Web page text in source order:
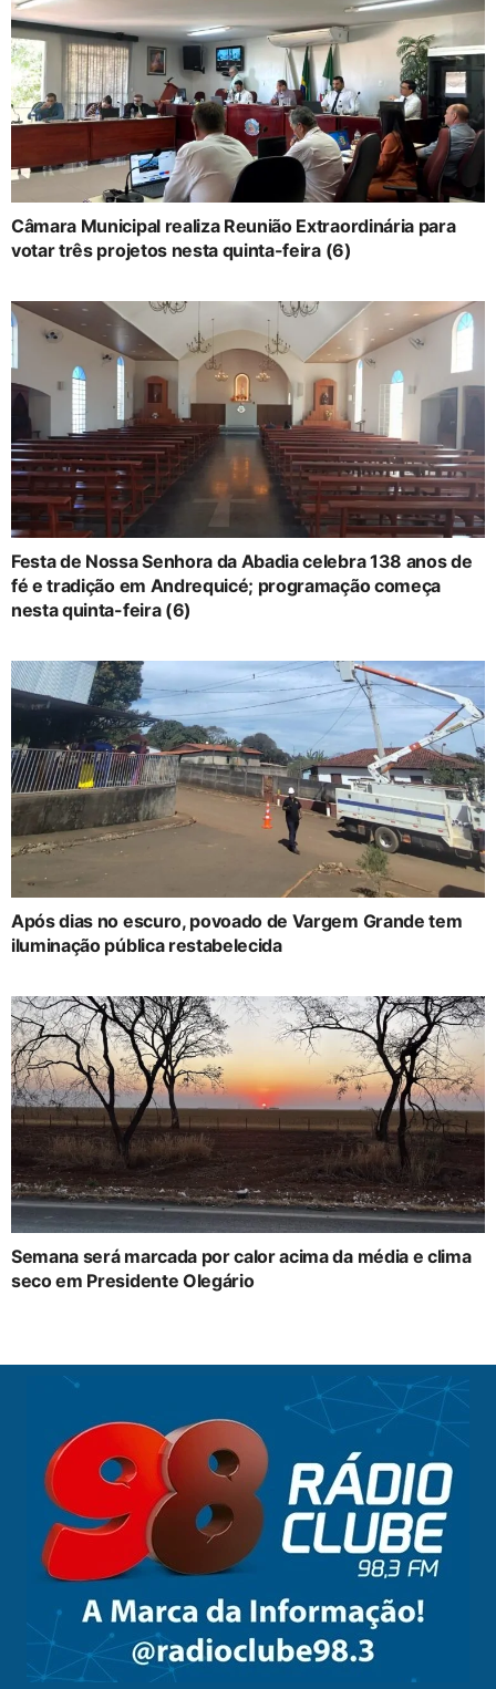
Câmara Municipal realiza Reunião Extraordinária para
votar três projetos nesta quinta-feira (6)
Festa de Nossa Senhora da Abadia celebra 138 anos de
fé e tradição em Andrequicé; programação começa
nesta quinta-feira (6)
Após dias no escuro, povoado de Vargem Grande tem
iluminação pública restabelecida
Semana será marcada por calor acima da média e clima
seco em Presidente Olegário